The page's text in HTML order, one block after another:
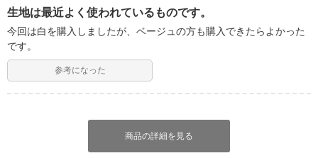
生地は最近よく使われているものです。
今回は白を購入しましたが、ベージュの方も購入できたらよかった
です。
参考になった
商品の詳細を見る